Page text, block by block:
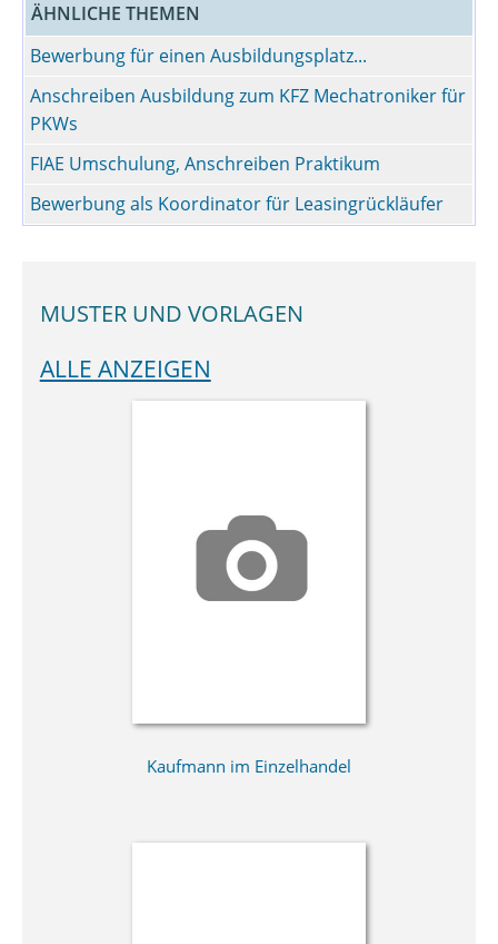
ÄHNLICHE THEMEN
Bewerbung für einen Ausbildungsplatz...
Anschreiben Ausbildung zum KFZ Mechatroniker für
PKWs
FIAE Umschulung, Anschreiben Praktikum
Bewerbung als Koordinator für Leasingrückläufer
MUSTER UND VORLAGEN
ALLE ANZEIGEN
Kaufmann im Einzelhandel